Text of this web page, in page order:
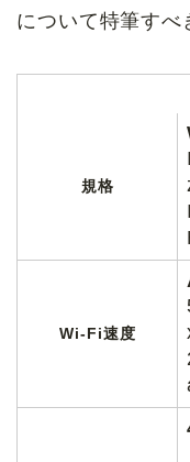
について特筆すべ
規格
Wi-Fi速度